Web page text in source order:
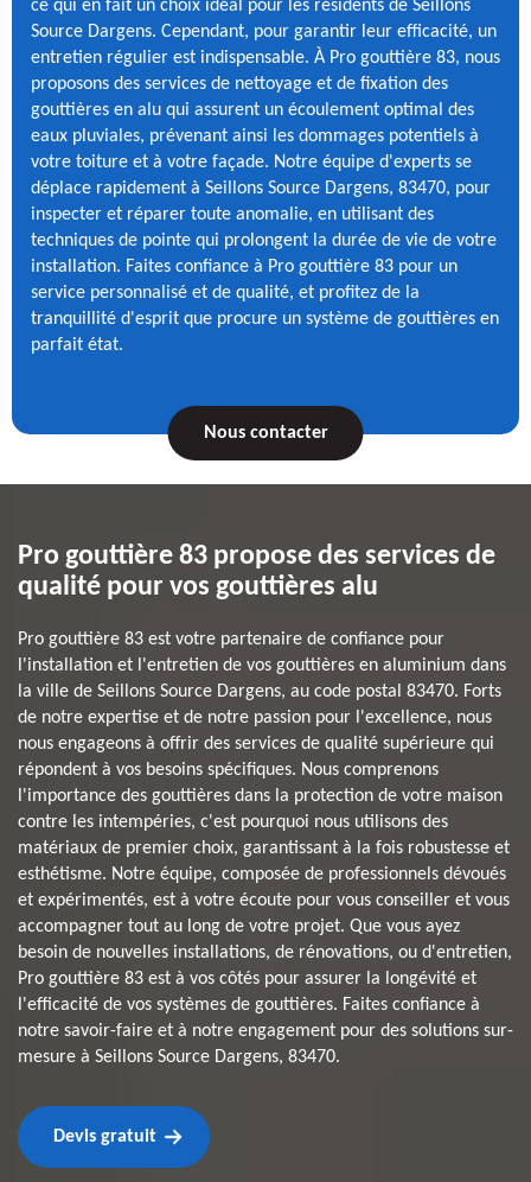
ce qui en fait un choix idéal pour les résidents de Seillons
Source Dargens. Cependant, pour garantir leur efficacité, un
entretien régulier est indispensable. À Pro gouttière 83, nous
proposons des services de nettoyage et de fixation des
gouttières en alu qui assurent un écoulement optimal des
eaux pluviales, prévenant ainsi les dommages potentiels à
votre toiture et à votre façade. Notre équipe d'experts se
déplace rapidement à Seillons Source Dargens, 83470, pour
inspecter et réparer toute anomalie, en utilisant des
techniques de pointe qui prolongent la durée de vie de votre
installation. Faites confiance à Pro gouttière 83 pour un
service personnalisé et de qualité, et profitez de la
tranquillité d'esprit que procure un système de gouttières en
parfait état.
Nous contacter
Pro gouttière 83 propose des services de
qualité pour vos gouttières alu
Pro gouttière 83 est votre partenaire de confiance pour
l'installation et l'entretien de vos gouttières en aluminium dans
la ville de Seillons Source Dargens, au code postal 83470. Forts
de notre expertise et de notre passion pour l'excellence, nous
nous engageons à offrir des services de qualité supérieure qui
répondent à vos besoins spécifiques. Nous comprenons
l'importance des gouttières dans la protection de votre maison
contre les intempéries, c'est pourquoi nous utilisons des
matériaux de premier choix, garantissant à la fois robustesse et
esthétisme. Notre équipe, composée de professionnels dévoués
et expérimentés, est à votre écoute pour vous conseiller et vous
accompagner tout au long de votre projet. Que vous ayez
besoin de nouvelles installations, de rénovations, ou d'entretien,
Pro gouttière 83 est à vos côtés pour assurer la longévité et
l'efficacité de vos systèmes de gouttières. Faites confiance à
notre savoir-faire et à notre engagement pour des solutions sur-
mesure à Seillons Source Dargens, 83470.
Devis gratuit